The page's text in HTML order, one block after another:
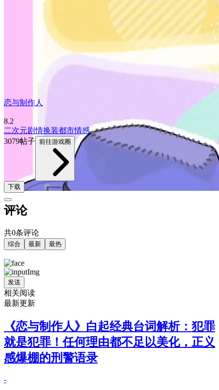
恋与制作人
8.2
二次元剧情换装都市情感
3079帖子 前往游戏圈
下载
评论
共0条评论
综合 最新 最热
发送
相关阅读
最新更新
《恋与制作人》白起经典台词解析：犯罪
就是犯罪！任何理由都不足以美化，正义
感爆棚的刑警语录
-